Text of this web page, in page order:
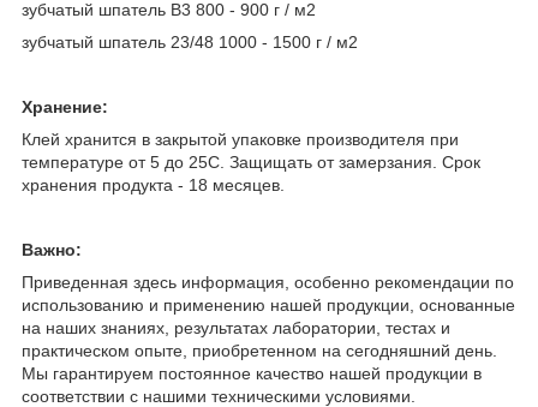
зубчатый шпатель B3 800 - 900 г / м2
зубчатый шпатель 23/48 1000 - 1500 г / м2
Хранение:
Клей хранится в закрытой упаковке производителя при
температуре от 5 до 25С. Защищать от замерзания. Срок
хранения продукта - 18 месяцев.
Важно:
Приведенная здесь информация, особенно рекомендации по
использованию и применению нашей продукции, основанные
на наших знаниях, результатах лаборатории, тестах и
практическом опыте, приобретенном на сегодняшний день.
Мы гарантируем постоянное качество нашей продукции в
соответствии с нашими техническими условиями.